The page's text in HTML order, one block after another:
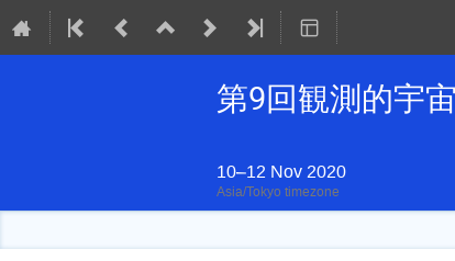
第9回観測的宇
10–12 Nov 2020
Asia/Tokyo timezone